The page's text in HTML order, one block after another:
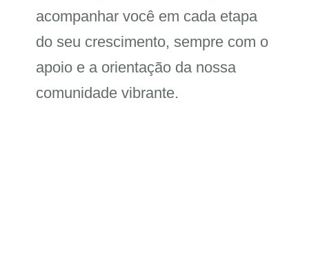
acompanhar você em cada etapa
do seu crescimento, sempre com o
apoio e a orientação da nossa
comunidade vibrante.